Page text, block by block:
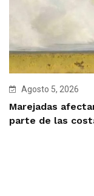
Agosto 5, 2026
Marejadas
parte de las